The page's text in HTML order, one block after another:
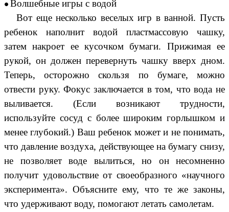
Волшебные игры с водой
Вот еще несколько веселых игр в ванной. Пусть
ребенок наполнит водой пластмассовую чашку,
затем накроет ее кусочком бумаги. Прижимая ее
рукой, он должен перевернуть чашку вверх дном.
Теперь, осторожно скользя по бумаге, можно
отвести руку. Фокус заключается в том, что вода не
выливается. (Если возникают трудности,
используйте сосуд с более широким горлышком и
менее глубокий.) Ваш ребенок может и не понимать,
что давление воздуха, действующее на бумагу снизу,
не позволяет воде вылиться, но он несомненно
получит удовольствие от своеобразного «научного
эксперимента». Объясните ему, что те же законы,
что удерживают воду, помогают летать самолетам.